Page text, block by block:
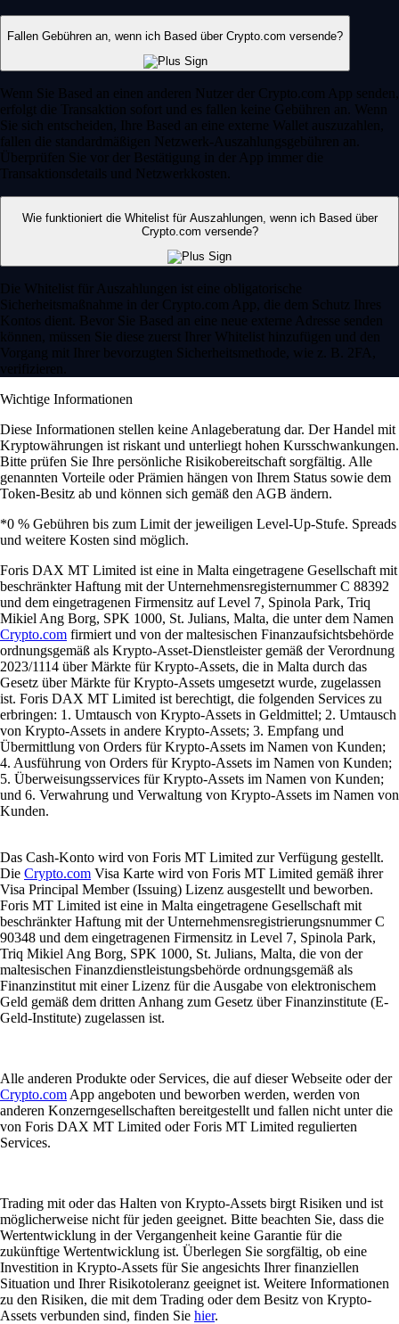
Fallen Gebühren an, wenn ich Based über Crypto.com versende?
Wenn Sie Based an einen anderen Nutzer der Crypto.com App senden,
erfolgt die Transaktion sofort und es fallen keine Gebühren an. Wenn
Sie sich entscheiden, Ihre Based an eine externe Wallet auszuzahlen,
fallen die standardmäßigen Netzwerk-Auszahlungsgebühren an.
Überprüfen Sie vor der Bestätigung in der App immer die
Transaktionsdetails und Netzwerkkosten.
Wie funktioniert die Whitelist für Auszahlungen, wenn ich Based über
Crypto.com versende?
Die Whitelist für Auszahlungen ist eine obligatorische
Sicherheitsmaßnahme in der Crypto.com App, die dem Schutz Ihres
Kontos dient. Bevor Sie Based an eine neue externe Adresse senden
können, müssen Sie diese zuerst Ihrer Whitelist hinzufügen und den
Vorgang mit Ihrer bevorzugten Sicherheitsmethode, wie z. B. 2FA,
verifizieren.
Wichtige Informationen
Diese Informationen stellen keine Anlageberatung dar. Der Handel mit
Kryptowährungen ist riskant und unterliegt hohen Kursschwankungen.
Bitte prüfen Sie Ihre persönliche Risikobereitschaft sorgfältig. Alle
genannten Vorteile oder Prämien hängen von Ihrem Status sowie dem
Token-Besitz ab und können sich gemäß den AGB ändern.
*0 % Gebühren bis zum Limit der jeweiligen Level-Up-Stufe. Spreads
und weitere Kosten sind möglich.
Foris DAX MT Limited ist eine in Malta eingetragene Gesellschaft mit
beschränkter Haftung mit der Unternehmensregisternummer C 88392
und dem eingetragenen Firmensitz auf Level 7, Spinola Park, Triq
Mikiel Ang Borg, SPK 1000, St. Julians, Malta, die unter dem Namen
Crypto.com firmiert und von der maltesischen Finanzaufsichtsbehörde
ordnungsgemäß als Krypto-Asset-Dienstleister gemäß der Verordnung
2023/1114 über Märkte für Krypto-Assets, die in Malta durch das
Gesetz über Märkte für Krypto-Assets umgesetzt wurde, zugelassen
ist. Foris DAX MT Limited ist berechtigt, die folgenden Services zu
erbringen: 1. Umtausch von Krypto-Assets in Geldmittel; 2. Umtausch
von Krypto-Assets in andere Krypto-Assets; 3. Empfang und
Übermittlung von Orders für Krypto-Assets im Namen von Kunden;
4. Ausführung von Orders für Krypto-Assets im Namen von Kunden;
5. Überweisungsservices für Krypto-Assets im Namen von Kunden;
und 6. Verwahrung und Verwaltung von Krypto-Assets im Namen von
Kunden.
Das Cash-Konto wird von Foris MT Limited zur Verfügung gestellt.
Die Crypto.com Visa Karte wird von Foris MT Limited gemäß ihrer
Visa Principal Member (Issuing) Lizenz ausgestellt und beworben.
Foris MT Limited ist eine in Malta eingetragene Gesellschaft mit
beschränkter Haftung mit der Unternehmensregistrierungsnummer C
90348 und dem eingetragenen Firmensitz in Level 7, Spinola Park,
Triq Mikiel Ang Borg, SPK 1000, St. Julians, Malta, die von der
maltesischen Finanzdienstleistungsbehörde ordnungsgemäß als
Finanzinstitut mit einer Lizenz für die Ausgabe von elektronischem
Geld gemäß dem dritten Anhang zum Gesetz über Finanzinstitute (E-
Geld-Institute) zugelassen ist.
Alle anderen Produkte oder Services, die auf dieser Webseite oder der
Crypto.com App angeboten und beworben werden, werden von
anderen Konzerngesellschaften bereitgestellt und fallen nicht unter die
von Foris DAX MT Limited oder Foris MT Limited regulierten
Services.
Trading mit oder das Halten von Krypto-Assets birgt Risiken und ist
möglicherweise nicht für jeden geeignet. Bitte beachten Sie, dass die
Wertentwicklung in der Vergangenheit keine Garantie für die
zukünftige Wertentwicklung ist. Überlegen Sie sorgfältig, ob eine
Investition in Krypto-Assets für Sie angesichts Ihrer finanziellen
Situation und Ihrer Risikotoleranz geeignet ist. Weitere Informationen
zu den Risiken, die mit dem Trading oder dem Besitz von Krypto-
Assets verbunden sind, finden Sie hier.